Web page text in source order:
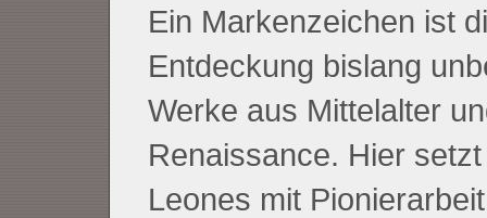
Ein Markenzeichen ist
Entdeckung bislang
Werke aus Mittelalter
Renaissance. Hier
Leones mit